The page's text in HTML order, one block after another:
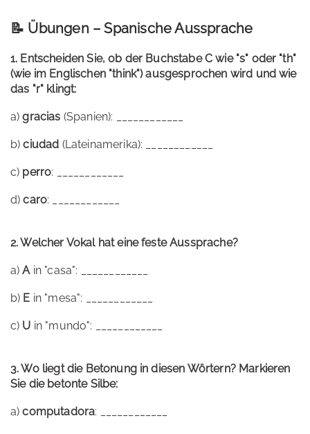
📝 Übungen – Spanische Aussprache
1. Entscheiden Sie, ob der Buchstabe C wie "s" oder "th"
(wie im Englischen "think") ausgesprochen wird und wie
das "r" klingt:
a)gracias (Spanien): ____________
b)ciudad (Lateinamerika): ____________
c) perro: ____________
d)caro: ____________
2. Welcher Vokal hat eine feste Aussprache?
a)A in "casa": ____________
b) E in "mesa": ____________
c) U in "mundo": ____________
3. Wo liegt die Betonung in diesen Wörtern? Markieren
Sie die betonte Silbe:
a)computadora: ____________